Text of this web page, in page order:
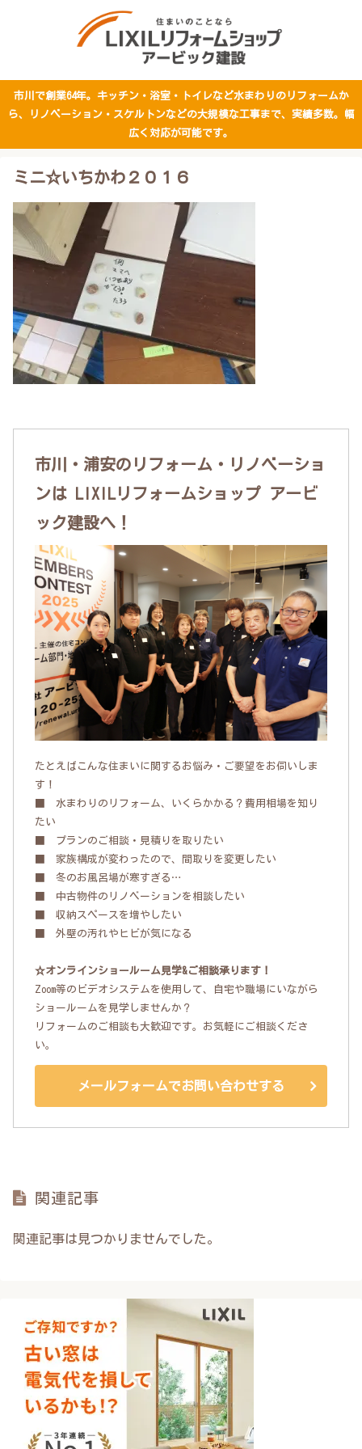
市川で創業64年。キッチン・浴室・トイレなど水まわりのリフォームか
ら、リノベーション・スケルトンなどの大規模な工事まで、実績多数。幅
広く対応が可能です。
ミニ☆いちかわ２０１６
市川・浦安のリフォーム・リノベーショ
ンは LIXILリフォームショップ アービ
ック建設へ！
たとえばこんな住まいに関するお悩み・ご要望をお伺いしま
す！
■ 水まわりのリフォーム、いくらかかる？費用相場を知り
たい
■ プランのご相談・見積りを取りたい
■ 家族構成が変わったので、間取りを変更したい
■ 冬のお風呂場が寒すぎる…
■ 中古物件のリノベーションを相談したい
■ 収納スペースを増やしたい
■ 外壁の汚れやヒビが気になる
☆オンラインショールーム見学&ご相談承ります！
Zoom等のビデオシステムを使用して、自宅や職場にいながら
ショールームを見学しませんか？
リフォームのご相談も大歓迎です。お気軽にご相談くださ
い。
メールフォームでお問い合わせする
関連記事
関連記事は見つかりませんでした。